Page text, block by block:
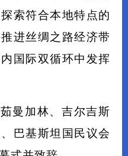
索符合本地特点的
进丝绸之路经济带
国际双循环中发挥
曼加林、吉尔吉斯
巴基斯坦国民议会